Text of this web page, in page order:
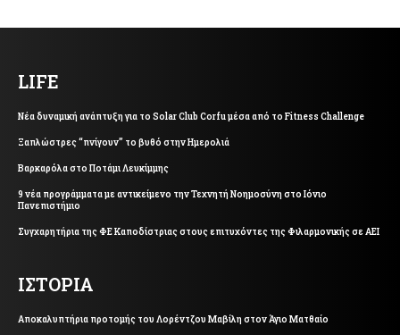
LIFE
Νέα δυναμική ανάπτυξη για το Solar Club Corfu μέσα από το Fitness Challenge
Ξαπλώστρες “πνίγουν” το βυθό στην Ημερολιά
Βαρκαρόλα στο Ποτάμι Λευκίμμης
9 νέα προγράμματα με αντικείμενο την Τεχνητή Νοημοσύνη στο Ιόνιο
Πανεπιστήμιο
Συγχαρητήρια της ΦΕ Καποδίστριας στους επιτυχόντες της Φιλαρμονικής σε ΑΕΙ
ΙΣΤΟΡΙΑ
Αποκαλυπτήρια προτομής του Λορέντζου Μαβίλη στον Άγιο Ματθαίο